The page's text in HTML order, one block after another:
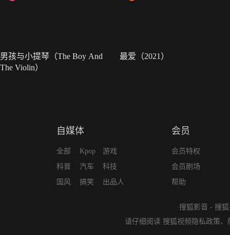
男孩与小提琴（The Boy And
The Violin）
最爱（2021）
自媒体
全部
科普
国风
Kpop
汽车
搞笑
游戏
科技
出品人
会员
会员特权
会员剧场
帮助
搜狐影音 - 搜
请仔细阅读 搜狐视频隐私政策、